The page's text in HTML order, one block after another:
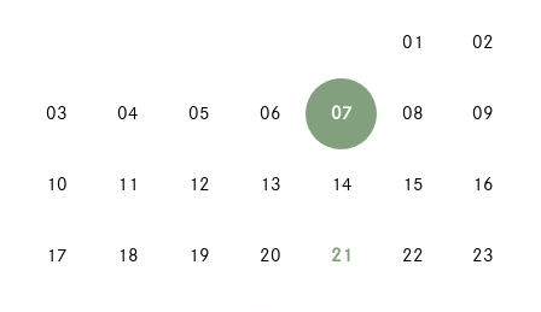
01 02
03 04 05 06 07 08 09
10 11 12 13 14 15 16
17 18 19 20 21 22 23